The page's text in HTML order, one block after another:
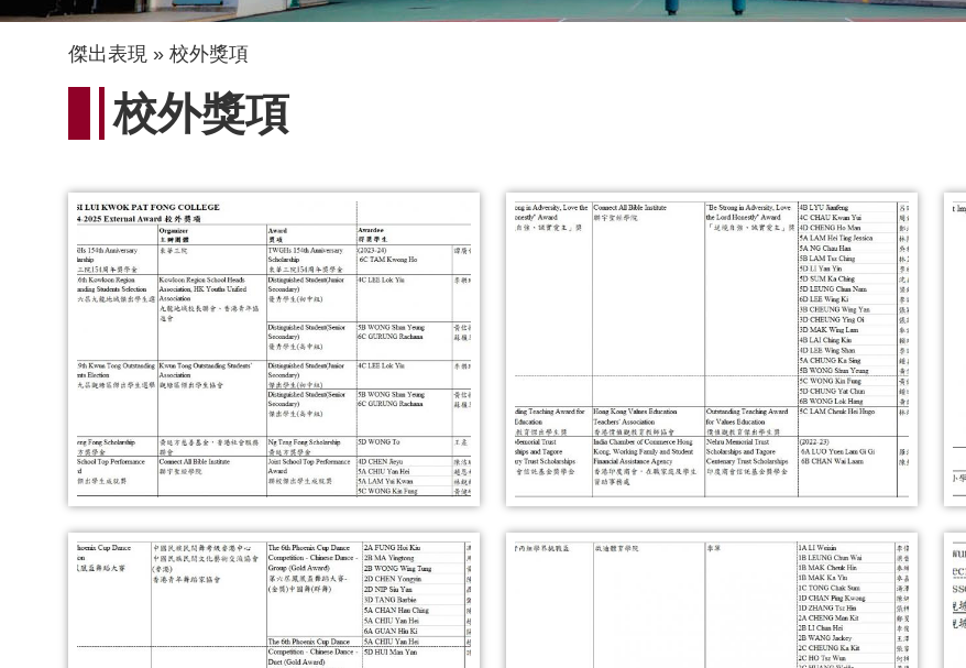
導
航
傑出表現 校外獎項
校外獎項